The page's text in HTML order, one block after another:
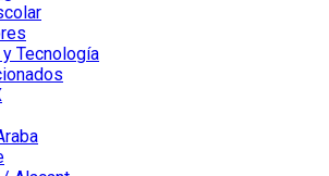
Tecnología